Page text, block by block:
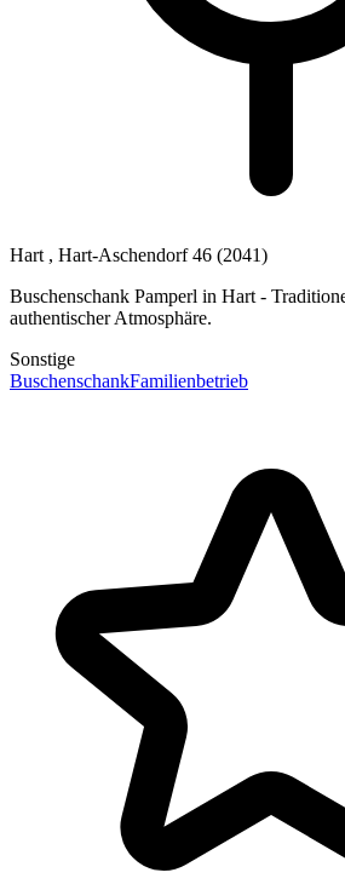
Hart , Hart-Aschendorf 46 (2041)
Buschenschank Pamperl in Hart -
authentischer Atmosphäre.
Sonstige
BuschenschankFamilienbetrieb